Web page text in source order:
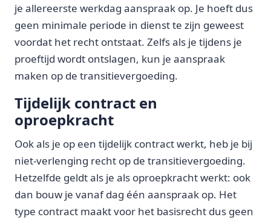
je allereerste werkdag aanspraak op. Je hoeft dus
geen minimale periode in dienst te zijn geweest
voordat het recht ontstaat. Zelfs als je tijdens je
proeftijd wordt ontslagen, kun je aanspraak
maken op de transitievergoeding.
Tijdelijk contract en
oproepkracht
Ook als je op een tijdelijk contract werkt, heb je bij
niet-verlenging recht op de transitievergoeding.
Hetzelfde geldt als je als oproepkracht werkt: ook
dan bouw je vanaf dag één aanspraak op. Het
type contract maakt voor het basisrecht dus geen